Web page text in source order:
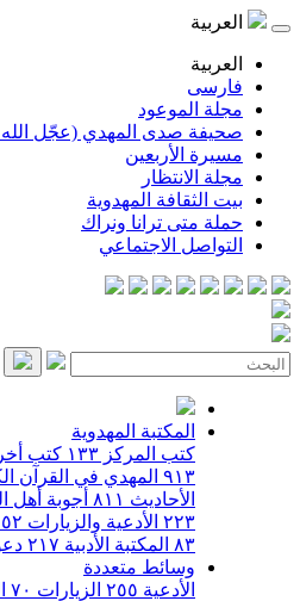
العربية
العربية
فارسی
مجلة الموعود
صحيفة صدى المهدي (عجّل
مسيرة الأربعين
مجلة الانتظار
بيت الثقافة المهدوية
حملة متى ترانا ونراك
التواصل الاجتماعي
المكتبة المهدوية
كتب المركز ١٣٣ كتب
٩١٣ المهدي في القرآن
الأحاديث ٨١١ أجوبة أهل
٢٢٣ الأدعية والزيارات ٥٢
٨٣ المكتبة الأدبية ٢١٧
وسائط متعددة
الأدعية ٢٥٥ الزيارات ٧٠